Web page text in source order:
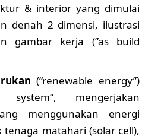
& interior yang dimulai
denah 2 dimensi, ilustrasi
gambar kerja (”as build
(“renewable energy”)
system“, mengerjakan
menggunakan energi
matahari (solar cell),